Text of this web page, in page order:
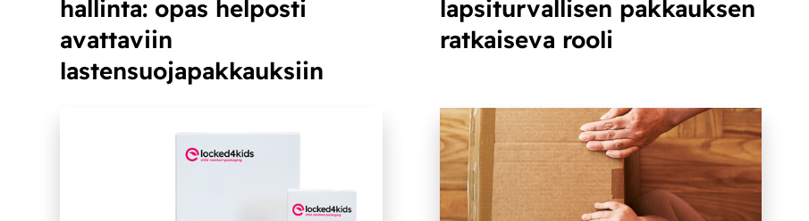
hallinta: opas helposti
avattaviin
lastensuojapakkauksiin
lapsiturvallisen pakkauksen
ratkaiseva rooli